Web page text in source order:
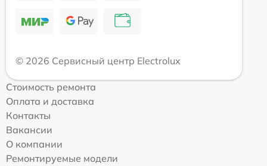
© 2026 Сервисный центр Electrolux
Стоимость ремонта
Оплата и доставка
Контакты
Вакансии
О компании
Ремонтируемые модели